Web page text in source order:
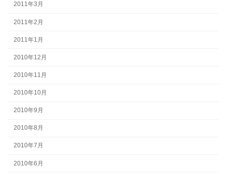
2011年3月
2011年2月
2011年1月
2010年12月
2010年11月
2010年10月
2010年9月
2010年8月
2010年7月
2010年6月